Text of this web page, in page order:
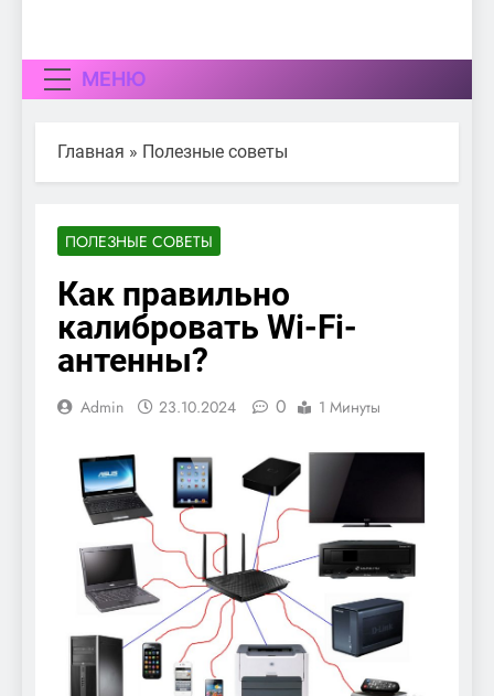
МЕНЮ
Главная » Полезные советы
ПОЛЕЗНЫЕ СОВЕТЫ
Как правильно
калибровать Wi-Fi-
антенны?
Admin 23.10.2024 0 1 Минуты